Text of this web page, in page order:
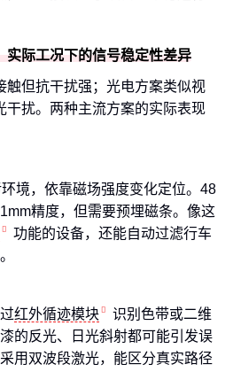
实际工况下的信号稳定性差异
触但抗干扰强；光电方案类似视
干扰。两种主流方案的实际表现
境，依靠磁场强度变化定位。48
精度，但需要预埋磁条。像这
功能的设备，还能自动过滤行车
红外循迹模块
识别色带或二维
的反光、日光斜射都可能引发误
用双波段激光，能区分真实路径